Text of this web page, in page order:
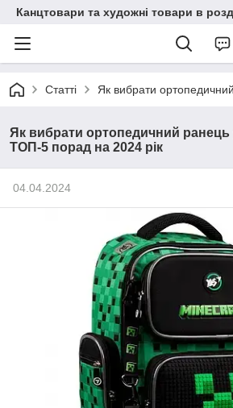
Канцтовари та художні товари в
Статті Як вибрати
Як вибрати ортопедичний
ТОП-5 порад на 2024 рік
04.04.2024